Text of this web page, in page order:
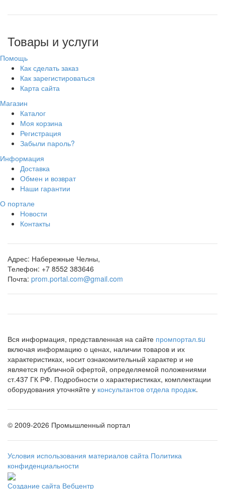
Товары и услуги
Помощь
Как сделать заказ
Как зарегистироваться
Карта сайта
Магазин
Каталог
Моя корзина
Регистрация
Забыли пароль?
Информация
Доставка
Обмен и возврат
Наши гарантии
О портале
Новости
Контакты
Адрес: Набережные Челны,
Телефон: +7 8552 383646
Почта: prom.portal.com@gmail.com
Вся информация, представленная на сайте промпортал.su
включая информацию о ценах, наличии товаров и их
характеристиках, носит ознакомительный характер и не
является публичной офертой, определяемой положениями
ст.437 ГК РФ. Подробности о характеристиках, комплектации
оборудования уточняйте у консультантов отдела продаж.
© 2009-2026 Промышленный портал
Условия использования материалов сайта Политика
конфиденциальности
Создание сайта Вебцентр